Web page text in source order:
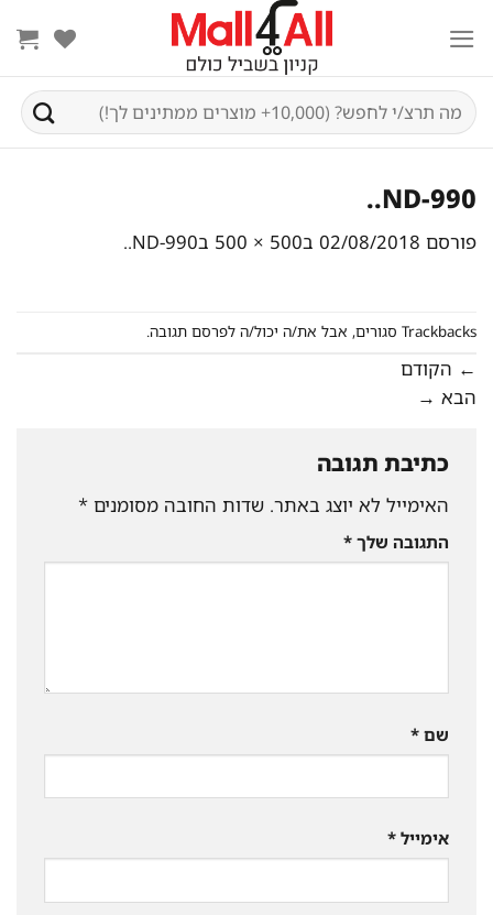
content
חיפוש
עבור:
ND-990..
פורסם 02/08/2018 ב500 × 500 בND-990..
Trackbacks סגורים, אבל את/ה יכול/ה לפרסם תגובה.
← הקודם
הבא →
כתיבת תגובה
האימייל לא יוצג באתר. שדות החובה מסומנים *
התגובה שלך *
שם *
אימייל *